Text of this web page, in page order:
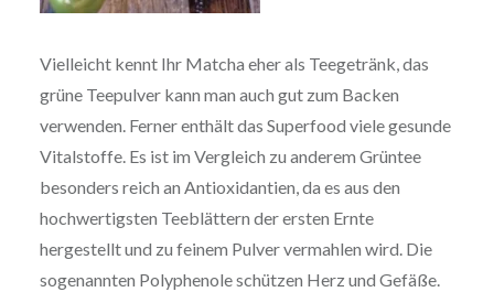
Vielleicht kennt Ihr Matcha eher als Teegetränk, das
grüne Teepulver kann man auch gut zum Backen
verwenden. Ferner enthält das Superfood viele gesunde
Vitalstoffe. Es ist im Vergleich zu anderem Grüntee
besonders reich an Antioxidantien, da es aus den
hochwertigsten Teeblättern der ersten Ernte
hergestellt und zu feinem Pulver vermahlen wird. Die
sogenannten Polyphenole schützen Herz und Gefäße.